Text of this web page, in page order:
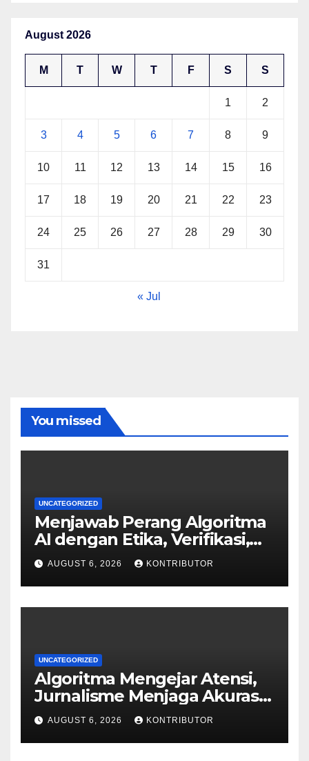
August 2026
M T W T F S S
1 2
3 4 5 6 7 8 9
10 11 12 13 14 15 16
17 18 19 20 21 22 23
24 25 26 27 28 29 30
31
« Jul
You missed
UNCATEGORIZED
Menjawab Perang Algoritma
AI dengan Etika, Verifikasi,
dan Media Tepercaya
AUGUST 6, 2026 KONTRIBUTOR
UNCATEGORIZED
Algoritma Mengejar Atensi,
Jurnalisme Menjaga Akurasi
dan Akal Sehat Publik
AUGUST 6, 2026 KONTRIBUTOR